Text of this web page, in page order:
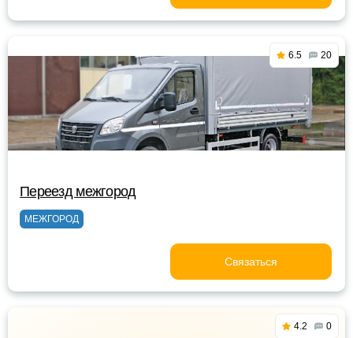
6.5 20
Переезд межгород
МЕЖГОРОД
Связаться
4.2 0